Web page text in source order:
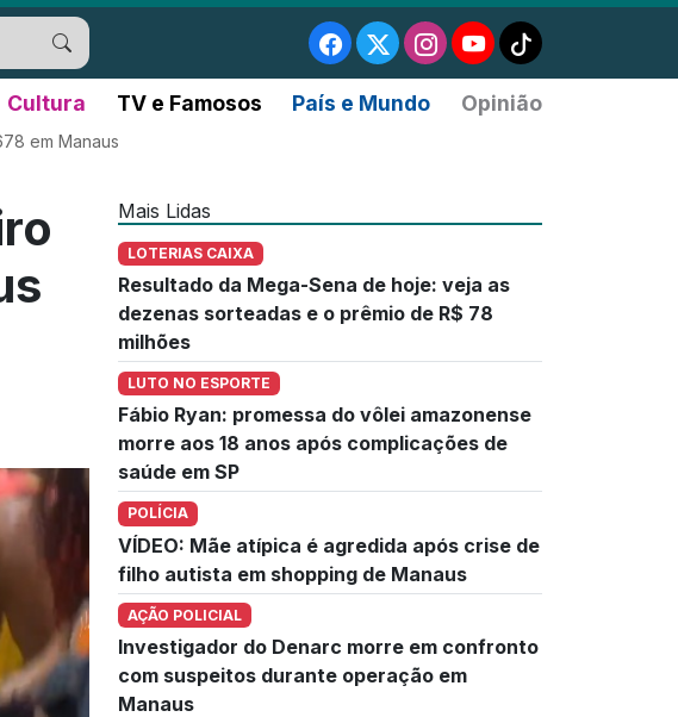
Cultura TV e Famosos País e Mundo Opinião
em Manaus
Mais Lidas
LOTERIAS CAIXA
Resultado da Mega-Sena de hoje: veja as
dezenas sorteadas e o prêmio de R$ 78
milhões
LUTO NO ESPORTE
Fábio Ryan: promessa do vôlei amazonense
morre aos 18 anos após complicações de
saúde em SP
POLÍCIA
VÍDEO: Mãe atípica é agredida após crise de
filho autista em shopping de Manaus
AÇÃO POLICIAL
Investigador do Denarc morre em confronto
com suspeitos durante operação em
Manaus